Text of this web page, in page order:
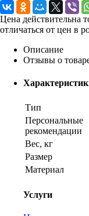
Цена действительна
отличаться от цен в
Описание
Отзывы о
Тип
Персональные
рекомендации
Вес, кг
Размер
Материал
Услуги